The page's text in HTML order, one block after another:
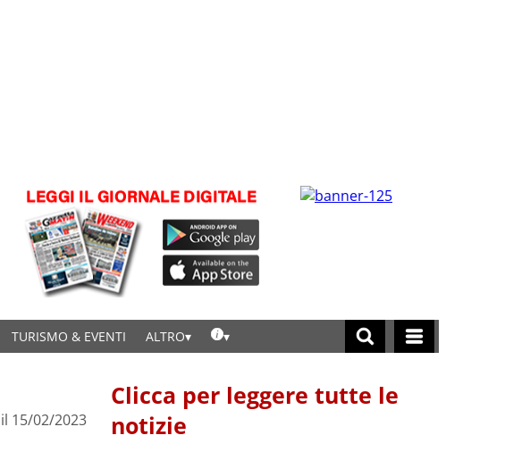
TURISMO & EVENTI ALTRO
il 15/02/2023
Clicca per leggere tutte le
notizie